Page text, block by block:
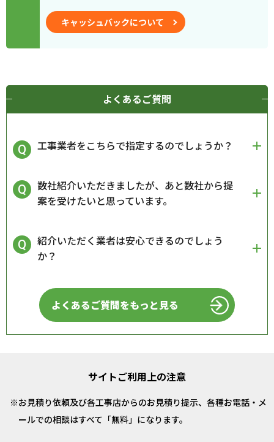
キャッシュバックについて
よくあるご質問
工事業者をこちらで指定するのでしょうか？
数社紹介いただきましたが、あと数社から提
案を受けたいと思っています。
紹介いただく業者は安心できるのでしょう
か？
よくあるご質問をもっと見る
サイトご利用上の注意
お見積り依頼及び各工事店からのお見積り提示、各種お電話・メ
ールでの相談はすべて「無料」になります。